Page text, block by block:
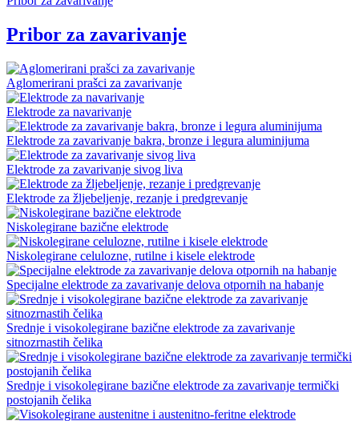
Pribor za zavarivanje
Aglomerirani prašci za zavarivanje
Elektrode za navarivanje
Elektrode za zavarivanje bakra, bronze i legura aluminijuma
Elektrode za zavarivanje sivog liva
Elektrode za žljebeljenje, rezanje i predgrevanje
Niskolegirane bazične elektrode
Niskolegirane celulozne, rutilne i kisele elektrode
Specijalne elektrode za zavarivanje delova otpornih na habanje
Srednje i visokolegirane bazične elektrode za zavarivanje
sitnozrnastih čelika
Srednje i visokolegirane bazične elektrode za zavarivanje termički
postojanih čelika